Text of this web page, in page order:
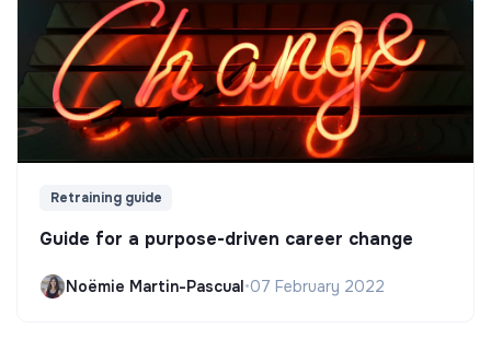
Retraining guide
Guide for a purpose-driven career change
Noëmie Martin-Pascual•07 February 2022